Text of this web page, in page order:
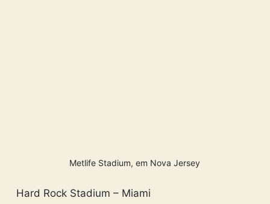
Metlife Stadium, em Nova Jersey
Hard Rock Stadium – Miami